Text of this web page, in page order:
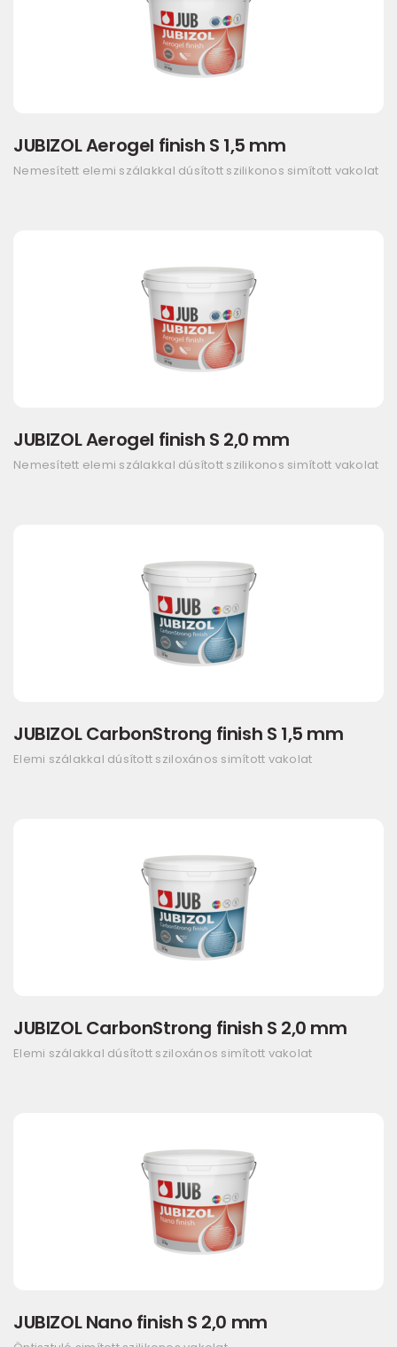
JUBIZOL Aerogel finish S 1,5 mm
Nemesített elemi szálakkal dúsított szilikonos simított vakolat
JUBIZOL Aerogel finish S 2,0 mm
Nemesített elemi szálakkal dúsított szilikonos simított vakolat
JUBIZOL CarbonStrong finish S 1,5 mm
Elemi szálakkal dúsított sziloxános simított vakolat
JUBIZOL CarbonStrong finish S 2,0 mm
Elemi szálakkal dúsított sziloxános simított vakolat
JUBIZOL Nano finish S 2,0 mm